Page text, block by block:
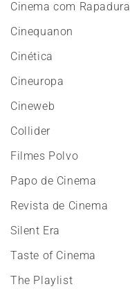
Cinema com Rapadura
Cinequanon
Cinética
Cineuropa
Cineweb
Collider
Filmes Polvo
Papo de Cinema
Revista de Cinema
Silent Era
Taste of Cinema
The Playlist